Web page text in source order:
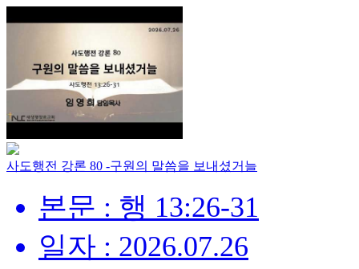
사도행전 강론 80 -구원의 말씀을 보내셨거늘
본문 : 행 13:26-31
일자 : 2026.07.26